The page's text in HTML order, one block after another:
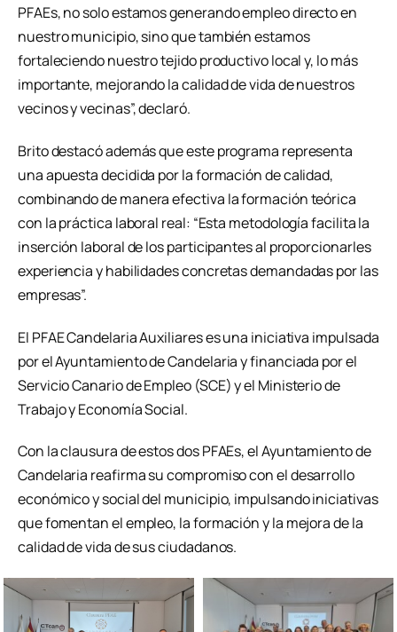
PFAEs, no solo estamos generando empleo directo en
nuestro municipio, sino que también estamos
fortaleciendo nuestro tejido productivo local y, lo más
importante, mejorando la calidad de vida de nuestros
vecinos y vecinas”, declaró.
Brito destacó además que este programa representa
una apuesta decidida por la formación de calidad,
combinando de manera efectiva la formación teórica
con la práctica laboral real: “Esta metodología facilita la
inserción laboral de los participantes al proporcionarles
experiencia y habilidades concretas demandadas por las
empresas”.
El PFAE Candelaria Auxiliares es una iniciativa impulsada
por el Ayuntamiento de Candelaria y financiada por el
Servicio Canario de Empleo (SCE) y el Ministerio de
Trabajo y Economía Social.
Con la clausura de estos dos PFAEs, el Ayuntamiento de
Candelaria reafirma su compromiso con el desarrollo
económico y social del municipio, impulsando iniciativas
que fomentan el empleo, la formación y la mejora de la
calidad de vida de sus ciudadanos.